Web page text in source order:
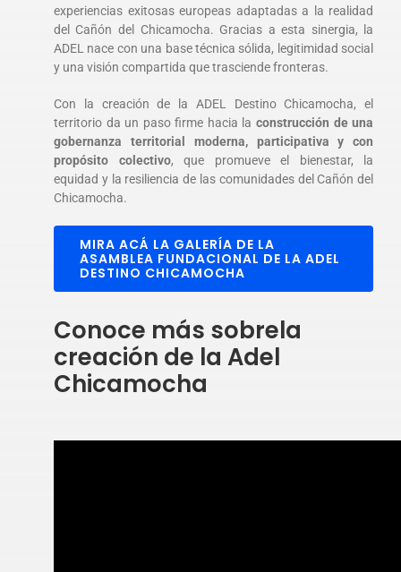
experiencias exitosas europeas adaptadas a la realidad
del Cañón del Chicamocha. Gracias a esta sinergia, la
ADEL nace con una base técnica sólida, legitimidad social
y una visión compartida que trasciende fronteras.
Con la creación de la ADEL Destino Chicamocha, el
territorio da un paso firme hacia laconstrucción de una
gobernanza territorial moderna, participativa y con
propósito colectivo, que promueve el bienestar, la
equidad y la resiliencia de las comunidades del Cañón del
Chicamocha.
MIRA ACÁ LA GALERÍA DE LA
ASAMBLEA FUNDACIONAL DE LA ADEL
DESTINO CHICAMOCHA
Conoce más sobrela
creación de la Adel
Chicamocha